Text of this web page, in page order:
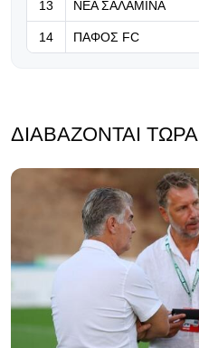
13 ΝΕΑ ΣΑΛΑΜΙΝΑ
14 ΠΑΦΟΣ FC
ΔΙΑΒΆΖΟΝΤΑΙ ΤΏΡΑ